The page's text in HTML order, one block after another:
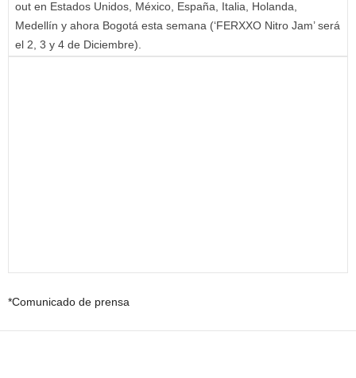
out en Estados Unidos, México, España, Italia, Holanda,
Medellín y ahora Bogotá esta semana (‘FERXXO Nitro Jam’ será
el 2, 3 y 4 de Diciembre).
*Comunicado de prensa